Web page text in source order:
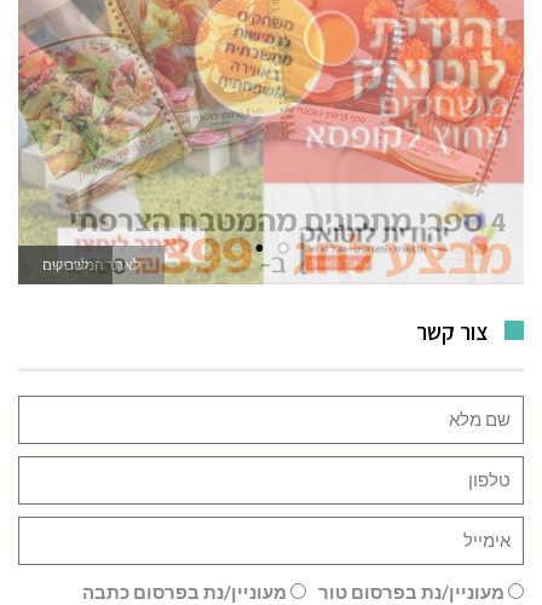
לאתר המשחקים
צור קשר
מעוניין/נת בפרסום טור
מעוניין/נת בפרסום כתבה